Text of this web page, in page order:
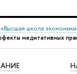
школа
медитативных